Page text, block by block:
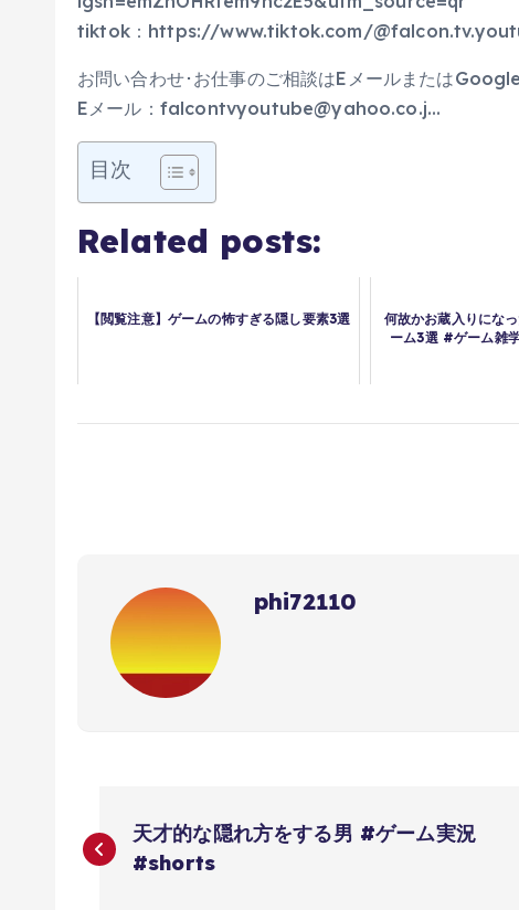
tiktok：https://www.tiktok.com/
お問い合わせ･お仕事のご相談はEメールまたは
Eメール：falcontvyoutube@yahoo.co.j…
目次
Related posts:
【閲覧注意】ゲームの怖すぎる隠し要素3選
何故かお蔵入りにな
ーム3選 #ゲーム雑
phi72110
投
稿
天才的な隠れ方をする男 #ゲーム実況
#shorts